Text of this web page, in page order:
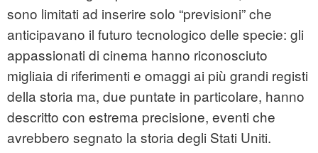
sono limitati ad inserire solo “previsioni” che
anticipavano il futuro tecnologico delle specie: gli
appassionati di cinema hanno riconosciuto
migliaia di riferimenti e omaggi ai più grandi registi
della storia ma, due puntate in particolare, hanno
descritto con estrema precisione, eventi che
avrebbero segnato la storia degli Stati Uniti.